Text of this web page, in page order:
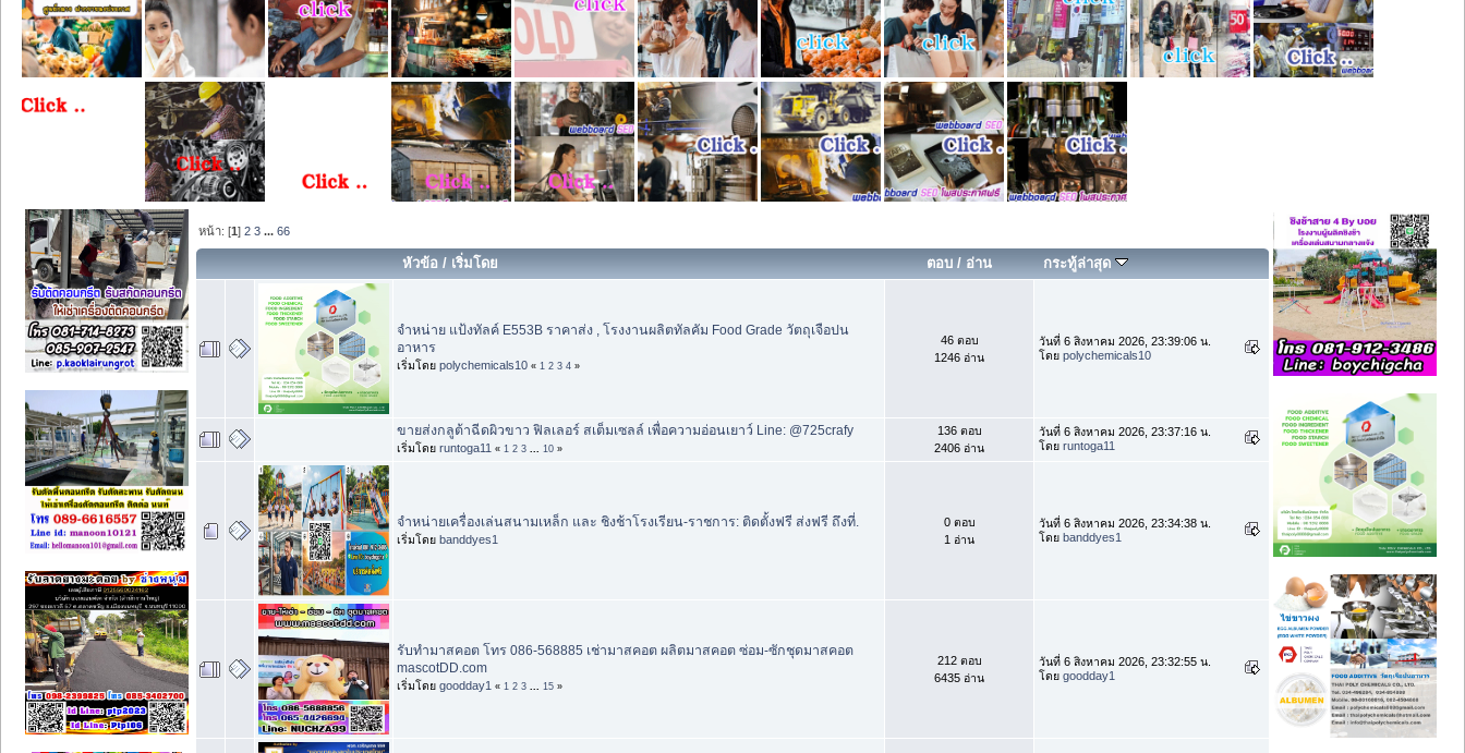
หน้า: [1]2 3 ...66
หัวข้อ / เริ่มโดย ตอบ/ อ่าน กระทู้ล่าสุด
จำหน่าย แป้งทัลค์ E553B ราคาส่ง , โรงงานผลิตทัลคัม Food Grade วัตถุเจือปน
อาหาร
เริ่มโดย polychemicals10 « 1 2 3 4 »
46 ตอบ
1246 อ่าน
วันที่ 6 สิงหาคม 2026, 23:39:06 น.
โดย polychemicals10
ขายส่งกลูต้าฉีดผิวขาว ฟิลเลอร์ สเต็มเซลล์ เพื่อความอ่อนเยาว์ Line: @725crafy
เริ่มโดย runtoga11 « 1 2 3 10 »
136 ตอบ
2406 อ่าน
วันที่ 6 สิงหาคม 2026, 23:37:16 น.
โดย runtoga11
จำหน่ายเครื่องเล่นสนามเหล็ก และ ชิงช้าโรงเรียน-ราชการ: ติดตั้งฟรี ส่งฟรี ถึงที่.
เริ่มโดย banddyes1
0 ตอบ
1 อ่าน
วันที่ 6 สิงหาคม 2026, 23:34:38 น.
โดย banddyes1
รับทำมาสคอต โทร 086-568885 เช่ามาสคอต ผลิตมาสคอต ซ่อม-ซักชุดมาสคอต
mascotDD.com
เริ่มโดย goodday1 « 1 2 3 15 »
212 ตอบ
6435 อ่าน
วันที่ 6 สิงหาคม 2026, 23:32:55 น.
โดย goodday1